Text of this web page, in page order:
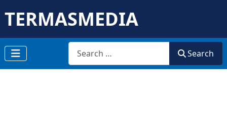
TERMASMEDIA
Search Search